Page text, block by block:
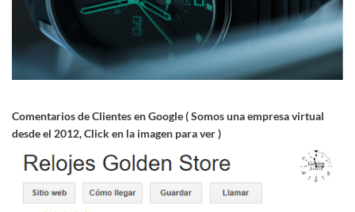
Comentarios de Clientes en Google ( Somos una empresa virtual
desde el 2012, Click en la imagen para ver )